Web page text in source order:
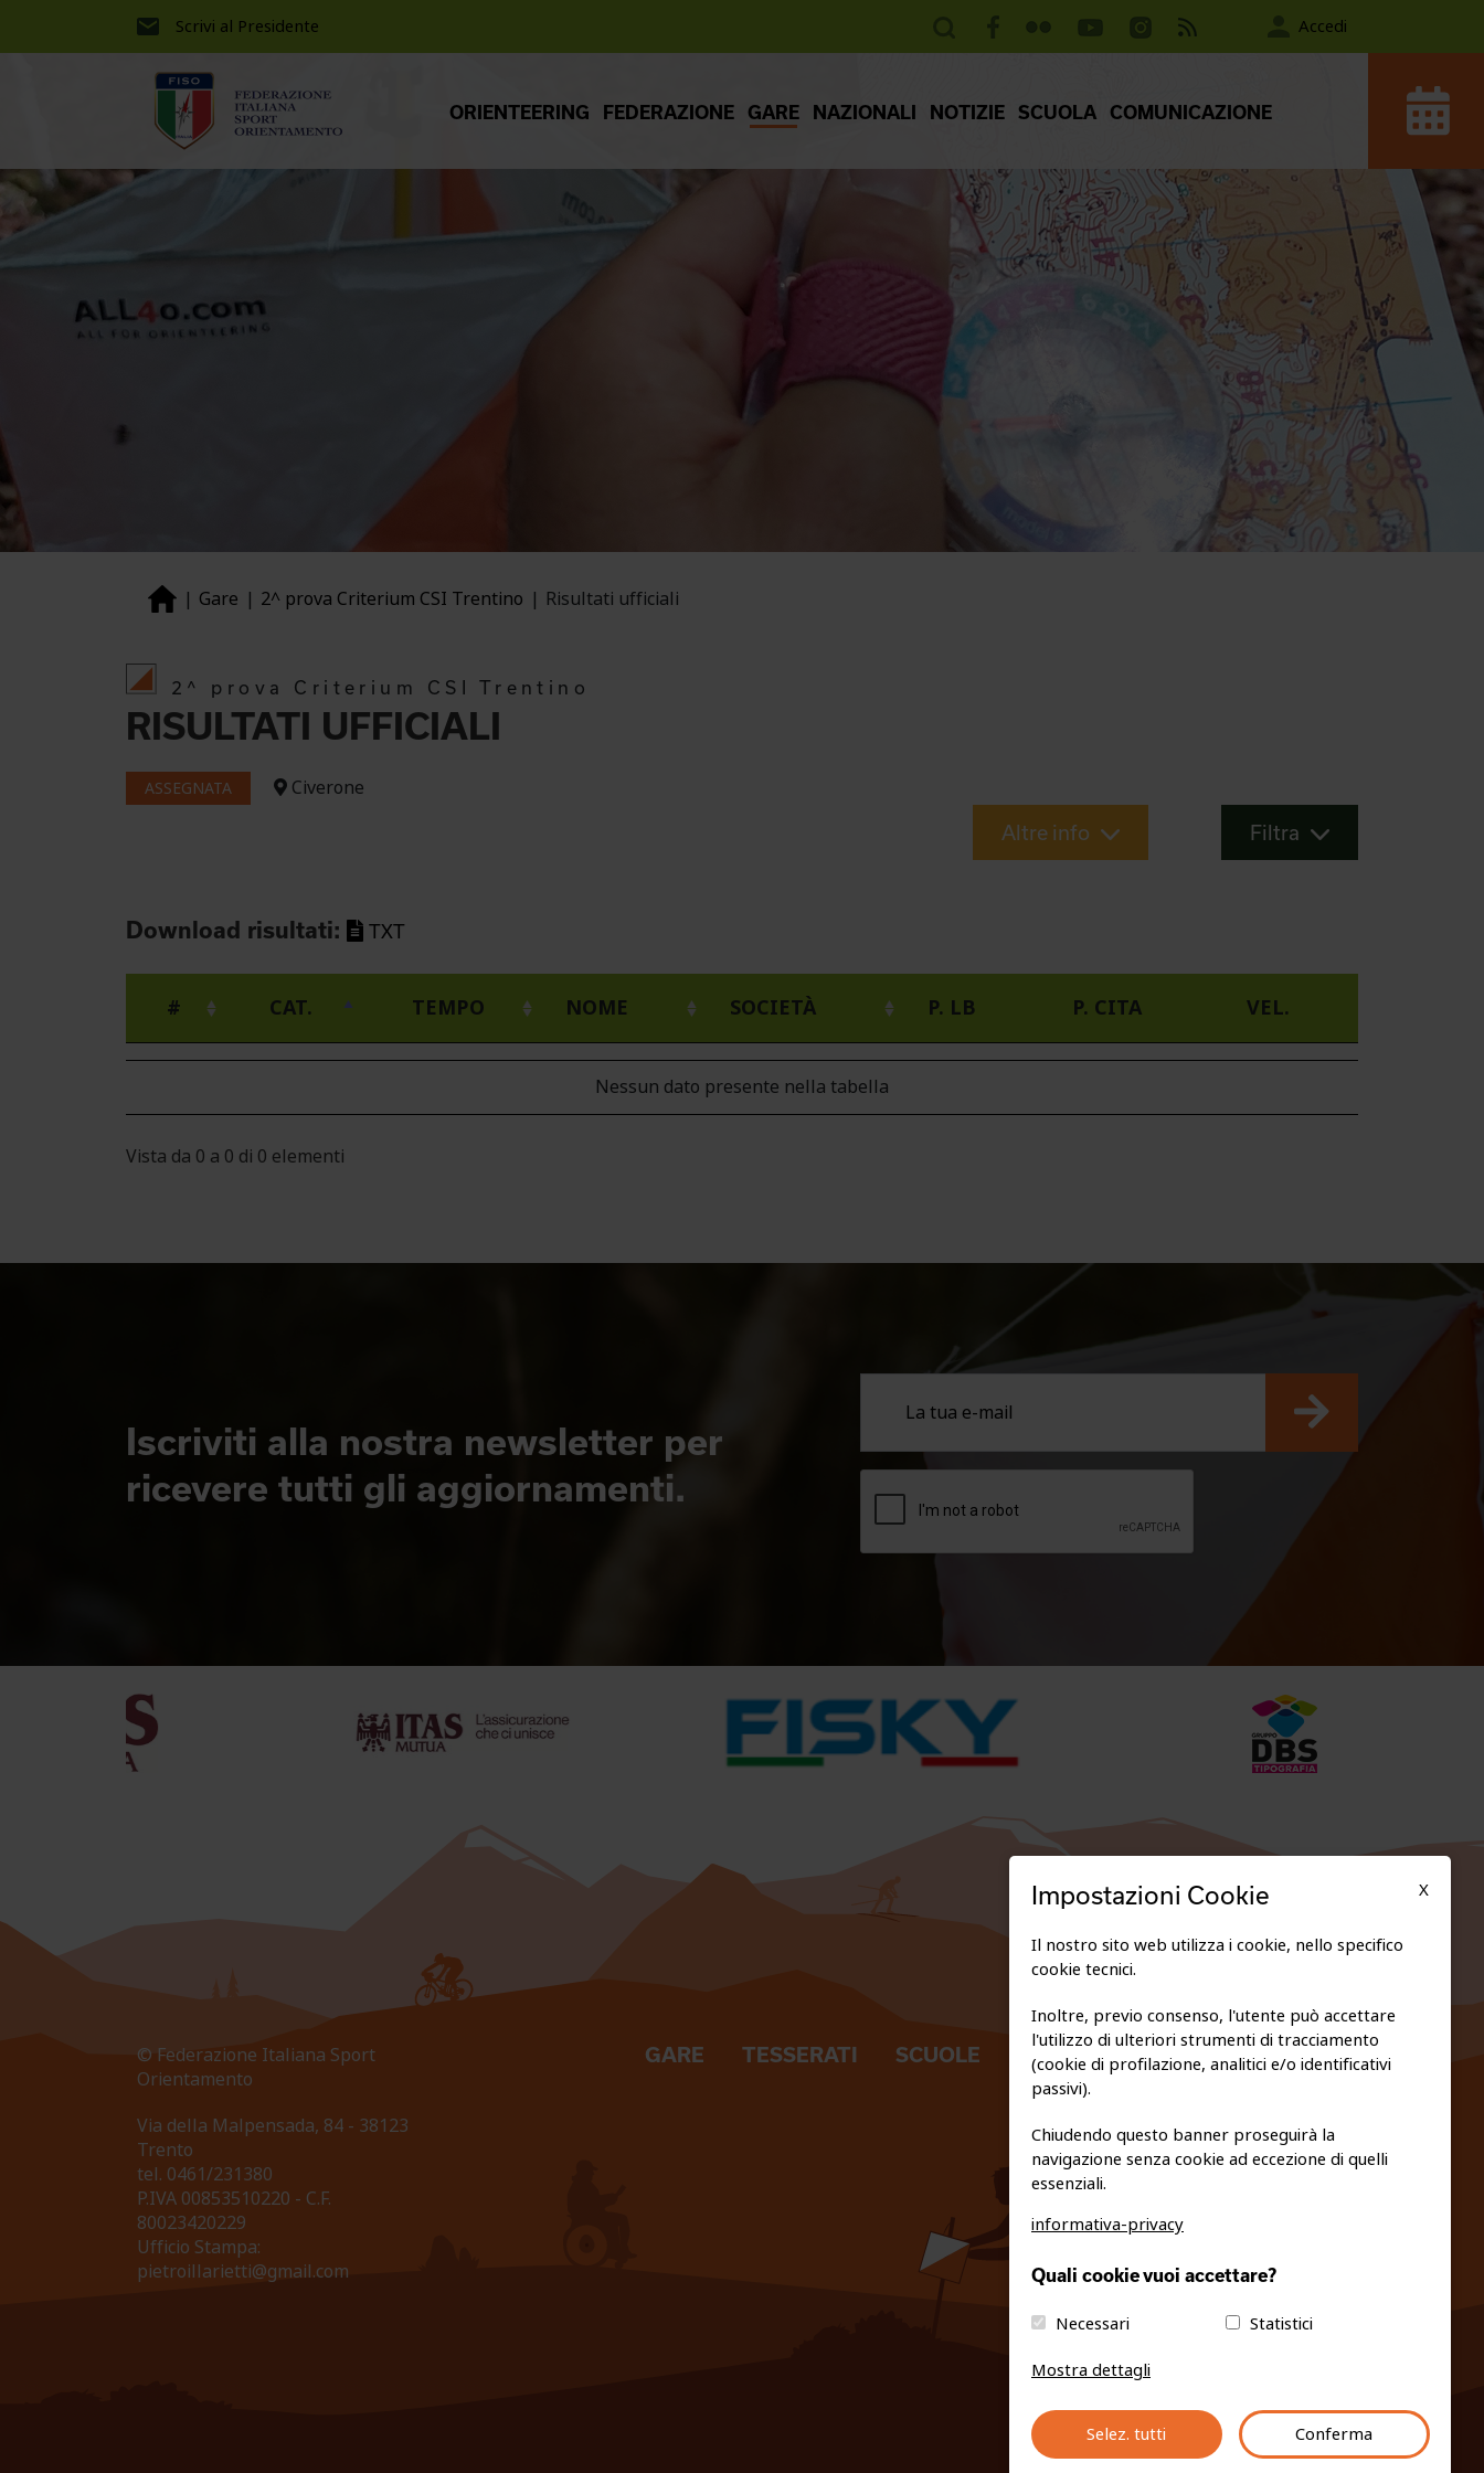
Scrivi al Presidente Accedi
ORIENTEERING FEDERAZIONE GARE NAZIONALI NOTIZIE SCUOLA COMUNICAZIONE
Gare 2^ prova Criterium CSI Trentino Risultati ufficiali
2^ prova Criterium CSI Trentino
RISULTATI UFFICIALI
ASSEGNATA Civerone
Altre info Filtra
Download risultati: TXT
# CAT. TEMPO NOME SOCIETÀ P. LB P. CITA VEL.
Nessun dato presente nella tabella
Vista da 0 a 0 di 0 elementi
Iscriviti alla nostra newsletter per
ricevere tutti gli aggiornamenti.
© Federazione Italiana Sport
Orientamento
Via della Malpensada, 84 - 38123
Trento
tel. 0461/231380
P.IVA 00853510220 - C.F.
80023420229
Ufficio Stampa:
pietroillarietti@gmail.com
GARE TESSERATI SCUOLE
FEDERAZIONE TRASPARENTE
PRIVACY E COOKIE POLICY
info@fiso.it |fiso@pec-mail.eu
X
Impostazioni Cookie
Il nostro sito web utilizza i cookie, nello specifico
cookie tecnici.
Inoltre, previo consenso, l'utente può accettare
l'utilizzo di ulteriori strumenti di tracciamento
(cookie di profilazione, analitici e/o identificativi
passivi).
Chiudendo questo banner proseguirà la
navigazione senza cookie ad eccezione di quelli
essenziali.
informativa-privacy
Quali cookie vuoi accettare?
Necessari
Statistici
Mostra dettagli
Selez. tutti Conferma